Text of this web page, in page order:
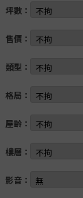
坪數：
售價：
類型：
格局：
屋齡：
樓層：
影音：